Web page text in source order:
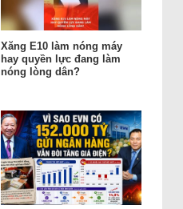
Xăng E10 làm nóng máy
hay quyền lực đang làm
nóng lòng dân?